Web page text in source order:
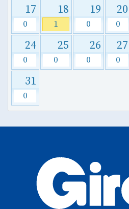
17
0
18
1
19
0
20
0
24
0
25
0
26
0
27
0
31
0